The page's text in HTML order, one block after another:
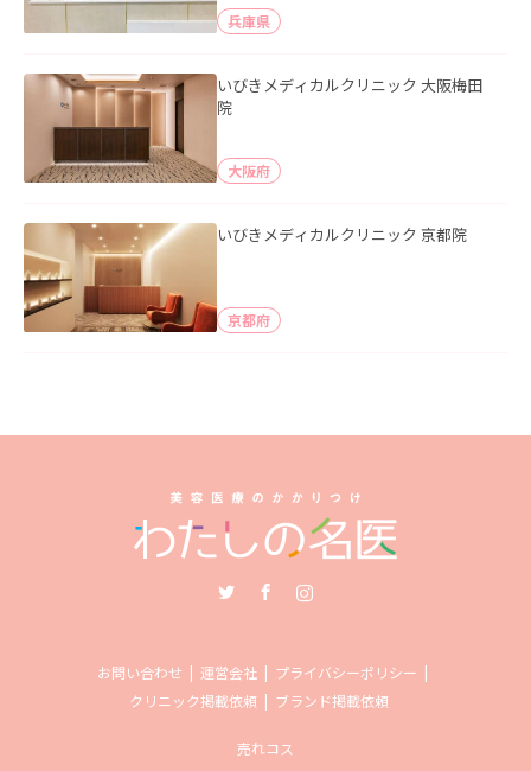
兵庫県
いびきメディカルクリニック 大阪梅田
院
大阪府
いびきメディカルクリニック 京都院
京都府
お問い合わせ 運営会社
プライバシーポリシー
クリニック掲載依頼
ブランド掲載依頼
売れコス